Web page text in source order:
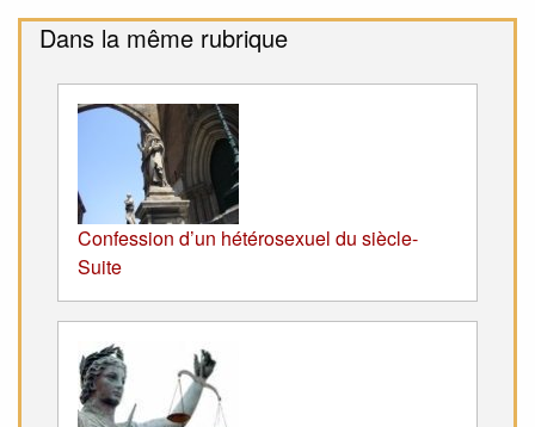
Dans la même rubrique
Confession d’un hétérosexuel du siècle-
Suite